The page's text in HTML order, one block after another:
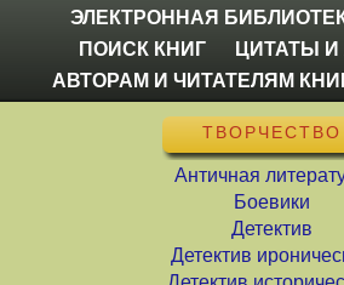
ЭЛЕКТРОННАЯ
ПОИСК КНИГ
ЦИТАТЫ
АВТОРАМ И ЧИТАТЕЛЯМ
ТВОРЧЕСТВО
Античная
Боевики
Детектив
Детектив